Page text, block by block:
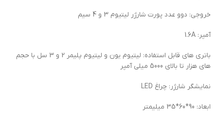
خروجی: دوو عدد پورت شارژر لیتیوم 3 و 4 سیم
آمپر: 1.6A
باتری های قابل استفاده: لیتیوم یون و لیتیوم پلیمر 2 و 3 سل با حجم
های هزار تا بالای 5000 میلی آمپر
نمایشگر شارژر: چراغ LED
ابعاد: 90*60*35 میلیمتر